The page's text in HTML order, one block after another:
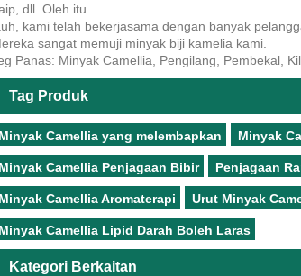
dll. Oleh itu
kami telah bekerjasama dengan banyak
sangat memuji minyak biji kamelia kami.
Panas: Minyak Camellia, Pengilang, Pembekal,
Tag Produk
Minyak Camellia yang melembapkan Minyak
Minyak Camellia Penjagaan Bibir Penjagaan
Minyak Camellia Aromaterapi Urut Minyak
Minyak Camellia Lipid Darah Boleh Laras
Kategori Berkaitan